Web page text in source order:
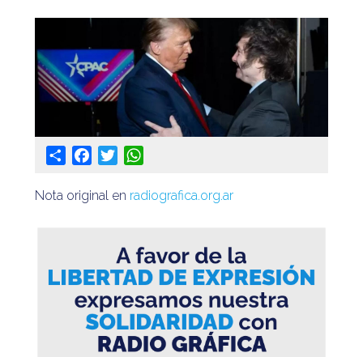
Share Facebook
Twitter
Nota original en radiografica.org.ar
info@apaeronauticos.org.ar
OTRAS SECCIONES
ELECCIÓN DE DELEGADXS